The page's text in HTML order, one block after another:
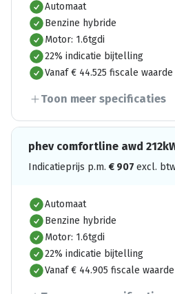
Automaat
Benzine hybride
Motor: 1.6tgdi
22% indicatie bijtelling
Vanaf € 44.525 fiscale waarde
Toon meer specificaties
phev comfortline awd
Indicatieprijs p.m. € 907 excl.
Automaat
Benzine hybride
Motor: 1.6tgdi
22% indicatie bijtelling
Vanaf € 44.905 fiscale waarde